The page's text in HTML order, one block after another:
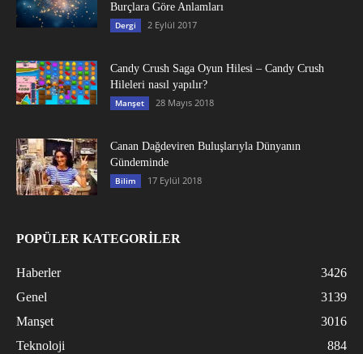
Burçlara Göre Anlamları
Dergi 2 Eylül 2017
Candy Crush Saga Oyun Hilesi – Candy Crush
Hileleri nasıl yapılır?
Manşet 28 Mayıs 2018
Canan Dağdeviren Buluşlarıyla Dünyanın
Gündeminde
Bilim 17 Eylül 2018
POPÜLER KATEGORİLER
Haberler
3426
Genel
3139
Manşet
3016
Teknoloji
884